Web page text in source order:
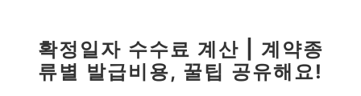
확정일자 수수료 계산 | 계약종
류별 발급비용, 꿀팁 공유해요!